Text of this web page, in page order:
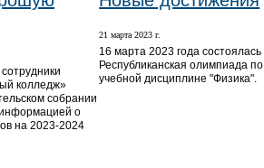
колледж»
собрании
о
на 2023-2024
21 марта 2023 г.
16 марта 2023 года состоялась
Республиканская олимпиада по
учебной дисциплине "Физика".